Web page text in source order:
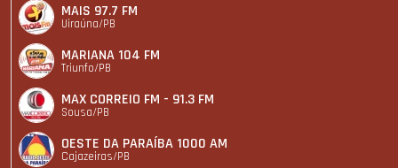
MAIS 97.7 FM
Uiraúna/PB
MARIANA 104 FM
Triunfo/PB
MAX CORREIO FM - 91.3 FM
Sousa/PB
OESTE DA PARAÍBA 1000 AM
Cajazeiras/PB